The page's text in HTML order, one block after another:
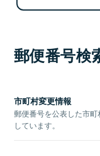
郵便番号検
市町村変更情報
郵便番号を公表した市
しています。